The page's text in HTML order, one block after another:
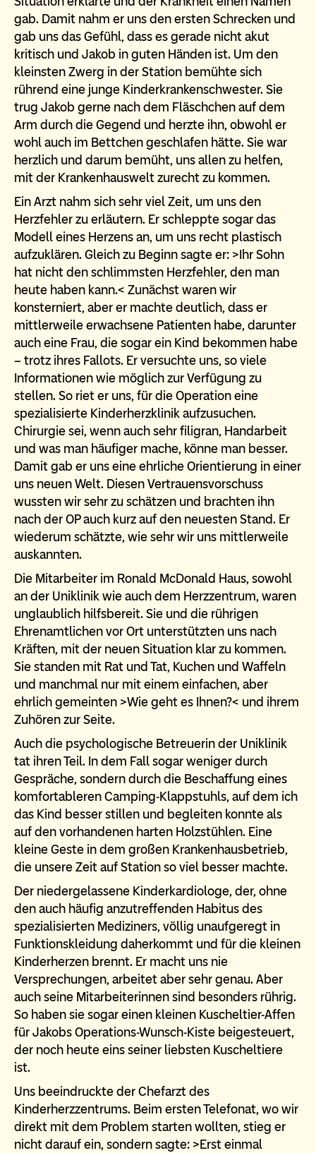
gab. Damit nahm er uns den ersten Schrecken und
gab uns das Gefühl, dass es gerade nicht akut
kritisch und Jakob in guten Händen ist. Um den
kleinsten Zwerg in der Station bemühte sich
rührend eine junge Kinderkrankenschwester. Sie
trug Jakob gerne nach dem Fläschchen auf dem
Arm durch die Gegend und herzte ihn, obwohl er
wohl auch im Bettchen geschlafen hätte. Sie war
herzlich und darum bemüht, uns allen zu helfen,
mit der Krankenhauswelt zurecht zu kommen.
Ein Arzt nahm sich sehr viel Zeit, um uns den
Herzfehler zu erläutern. Er schleppte sogar das
Modell eines Herzens an, um uns recht plastisch
aufzuklären. Gleich zu Beginn sagte er: >Ihr Sohn
hat nicht den schlimmsten Herzfehler, den man
heute haben kann.< Zunächst waren wir
konsterniert, aber er machte deutlich, dass er
mittlerweile erwachsene Patienten habe, darunter
auch eine Frau, die sogar ein Kind bekommen habe
– trotz ihres Fallots. Er versuchte uns, so viele
Informationen wie möglich zur Verfügung zu
stellen. So riet er uns, für die Operation eine
spezialisierte Kinderherzklinik aufzusuchen.
Chirurgie sei, wenn auch sehr filigran, Handarbeit
und was man häufiger mache, könne man besser.
Damit gab er uns eine ehrliche Orientierung in einer
uns neuen Welt. Diesen Vertrauensvorschuss
wussten wir sehr zu schätzen und brachten ihn
nach der OP auch kurz auf den neuesten Stand. Er
wiederum schätzte, wie sehr wir uns mittlerweile
auskannten.
Die Mitarbeiter im Ronald McDonald Haus, sowohl
an der Uniklinik wie auch dem Herzzentrum, waren
unglaublich hilfsbereit. Sie und die rührigen
Ehrenamtlichen vor Ort unterstützten uns nach
Kräften, mit der neuen Situation klar zu kommen.
Sie standen mit Rat und Tat, Kuchen und Waffeln
und manchmal nur mit einem einfachen, aber
ehrlich gemeinten >Wie geht es Ihnen?< und ihrem
Zuhören zur Seite.
Auch die psychologische Betreuerin der Uniklinik
tat ihren Teil. In dem Fall sogar weniger durch
Gespräche, sondern durch die Beschaffung eines
komfortableren Camping-Klappstuhls, auf dem ich
das Kind besser stillen und begleiten konnte als
auf den vorhandenen harten Holzstühlen. Eine
kleine Geste in dem großen Krankenhausbetrieb,
die unsere Zeit auf Station so viel besser machte.
Der niedergelassene Kinderkardiologe, der, ohne
den auch häufig anzutreffenden Habitus des
spezialisierten Mediziners, völlig unaufgeregt in
Funktionskleidung daherkommt und für die kleinen
Kinderherzen brennt. Er macht uns nie
Versprechungen, arbeitet aber sehr genau. Aber
auch seine Mitarbeiterinnen sind besonders rührig.
So haben sie sogar einen kleinen Kuscheltier-Affen
für Jakobs Operations-Wunsch-Kiste beigesteuert,
der noch heute eins seiner liebsten Kuscheltiere
ist.
Uns beeindruckte der Chefarzt des
Kinderherzzentrums. Beim ersten Telefonat, wo wir
direkt mit dem Problem starten wollten, stieg er
nicht darauf ein, sondern sagte: >Erst einmal